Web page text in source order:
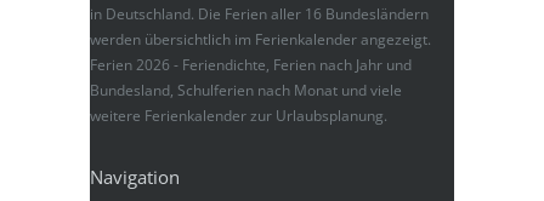
in Deutschland. Die Ferien aller 16 Bundesländern
werden übersichtlich im Ferienkalender angezeigt.
Ferien 2026 - Feriendichte, Ferien nach Jahr und
Bundesland, Schulferien nach Monat und viele
weitere Ferienkalender zur Urlaubsplanung.
Navigation